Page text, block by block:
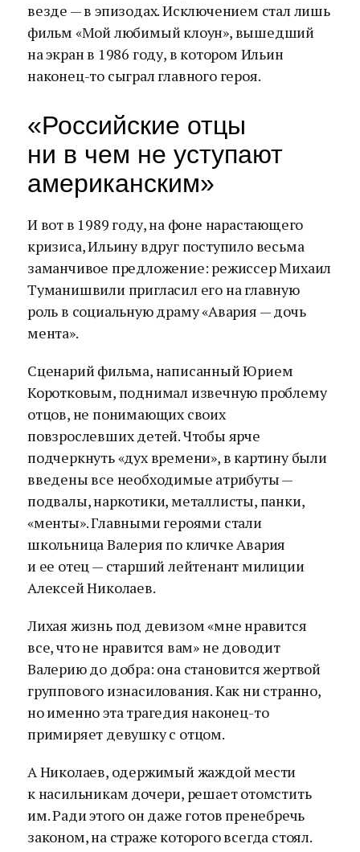
везде — в эпизодах. Исключением стал лишь
фильм «Мой любимый клоун», вышедший
на экран в 1986 году, в котором Ильин
наконец-то сыграл главного героя.
«Российские отцы
ни в чем не уступают
американским»
И вот в 1989 году, на фоне нарастающего
кризиса, Ильину вдруг поступило весьма
заманчивое предложение: режиссер Михаил
Туманишвили пригласил его на главную
роль в социальную драму «Авария — дочь
мента».
Сценарий фильма, написанный Юрием
Коротковым, поднимал извечную проблему
отцов, не понимающих своих
повзрослевших детей. Чтобы ярче
подчеркнуть «дух времени», в картину были
введены все необходимые атрибуты —
подвалы, наркотики, металлисты, панки,
«менты». Главными героями стали
школьница Валерия по кличке Авария
и ее отец — старший лейтенант милиции
Алексей Николаев.
Лихая жизнь под девизом «мне нравится
все, что не нравится вам» не доводит
Валерию до добра: она становится жертвой
группового изнасилования. Как ни странно,
но именно эта трагедия наконец-то
примиряет девушку с отцом.
А Николаев, одержимый жаждой мести
к насильникам дочери, решает отомстить
им. Ради этого он даже готов пренебречь
законом, на страже которого всегда стоял.